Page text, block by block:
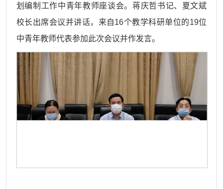
划编制工作中青年教师座谈会。蒋庆哲书记、夏文斌
校长出席会议并讲话，来自16个教学科研单位的19位
中青年教师代表参加此次会议并作发言。